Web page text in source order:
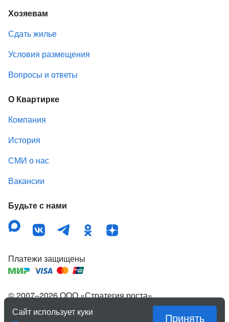
Хозяевам
Сдать жилье
Условия размещения
Вопросы и ответы
О Квартирке
Компания
История
СМИ о нас
Вакансии
Будьте с нами
© 2007–2026ООО «Стратегия роста»,
зарегистрированный товарный знак «Квартирка».
Платежи защищены
Сайт использует куки
Принять